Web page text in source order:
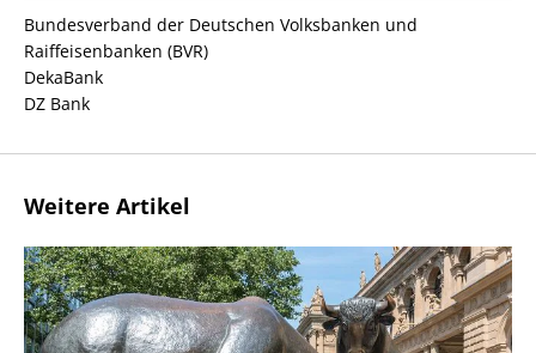
Bundesverband der Deutschen Volksbanken und
Raiffeisenbanken (BVR)
DekaBank
DZ Bank
Weitere Artikel